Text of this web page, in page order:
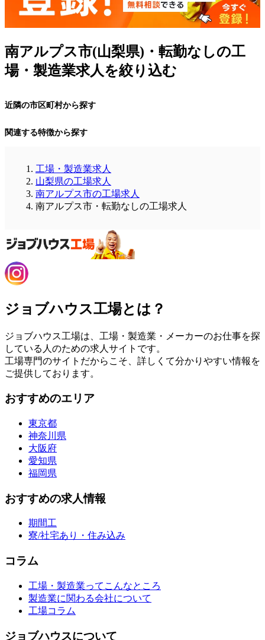
南アルプス市(山梨県)・転勤なしの工
場・製造業求人を絞り込む
近隣の市区町村から探す
関連する特徴から探す
工場・製造業求人
山梨県の工場求人
南アルプス市の工場求人
南アルプス市・転勤なしの工場求人
ジョブハウス工場とは？
ジョブハウス工場は、工場・製造業・メーカーのお仕事を探
している人のための求人サイトです。
工場専門のサイトだからこそ、詳しくて分かりやすい情報を
ご提供しております。
おすすめのエリア
東京都
神奈川県
大阪府
愛知県
福岡県
おすすめの求人情報
期間工
寮/社宅あり・住み込み
コラム
工場・製造業ってこんなところ
製造業に関わる会社について
工場コラム
ジョブハウスについて